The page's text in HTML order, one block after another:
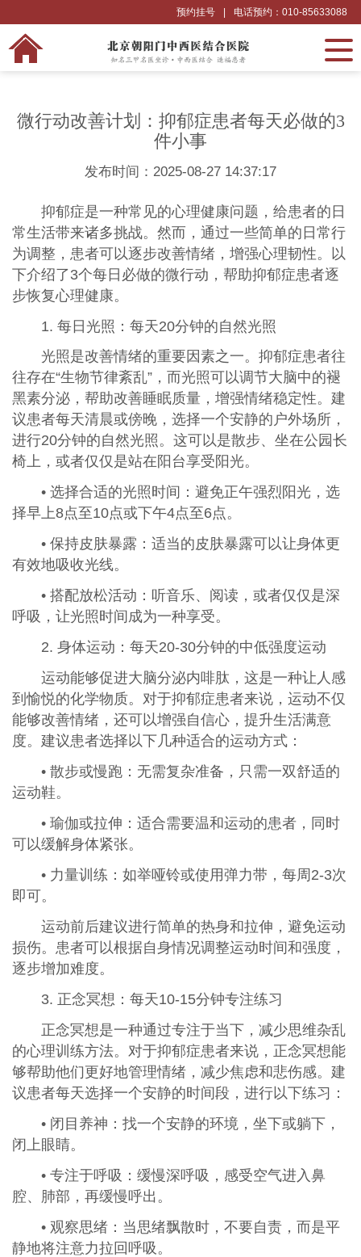
电话预约：010-85633088
预约挂号
微行动改善计划：抑郁症患者每天必做的3
件小事
发布时间：2025-08-27 14:37:17
抑郁症是一种常见的心理健康问题，给患者的日
常生活带来诸多挑战。然而，通过一些简单的日常行
为调整，患者可以逐步改善情绪，增强心理韧性。以
下介绍了3个每日必做的微行动，帮助抑郁症患者逐
步恢复心理健康。
1. 每日光照：每天20分钟的自然光照
光照是改善情绪的重要因素之一。抑郁症患者往
往存在“生物节律紊乱”，而光照可以调节大脑中的褪
黑素分泌，帮助改善睡眠质量，增强情绪稳定性。建
议患者每天清晨或傍晚，选择一个安静的户外场所，
进行20分钟的自然光照。这可以是散步、坐在公园长
椅上，或者仅仅是站在阳台享受阳光。
• 选择合适的光照时间：避免正午强烈阳光，选
择早上8点至10点或下午4点至6点。
• 保持皮肤暴露：适当的皮肤暴露可以让身体更
有效地吸收光线。
• 搭配放松活动：听音乐、阅读，或者仅仅是深
呼吸，让光照时间成为一种享受。
2. 身体运动：每天20-30分钟的中低强度运动
运动能够促进大脑分泌内啡肽，这是一种让人感
到愉悦的化学物质。对于抑郁症患者来说，运动不仅
能够改善情绪，还可以增强自信心，提升生活满意
度。建议患者选择以下几种适合的运动方式：
• 散步或慢跑：无需复杂准备，只需一双舒适的
运动鞋。
• 瑜伽或拉伸：适合需要温和运动的患者，同时
可以缓解身体紧张。
• 力量训练：如举哑铃或使用弹力带，每周2-3次
即可。
运动前后建议进行简单的热身和拉伸，避免运动
损伤。患者可以根据自身情况调整运动时间和强度，
逐步增加难度。
3. 正念冥想：每天10-15分钟专注练习
正念冥想是一种通过专注于当下，减少思维杂乱
的心理训练方法。对于抑郁症患者来说，正念冥想能
够帮助他们更好地管理情绪，减少焦虑和悲伤感。建
议患者每天选择一个安静的时间段，进行以下练习：
• 闭目养神：找一个安静的环境，坐下或躺下，
闭上眼睛。
• 专注于呼吸：缓慢深呼吸，感受空气进入鼻
腔、肺部，再缓慢呼出。
• 观察思绪：当思绪飘散时，不要自责，而是平
静地将注意力拉回呼吸。